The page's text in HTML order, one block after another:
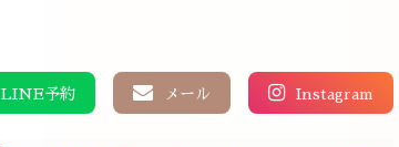
LINE予約 メール Instagram